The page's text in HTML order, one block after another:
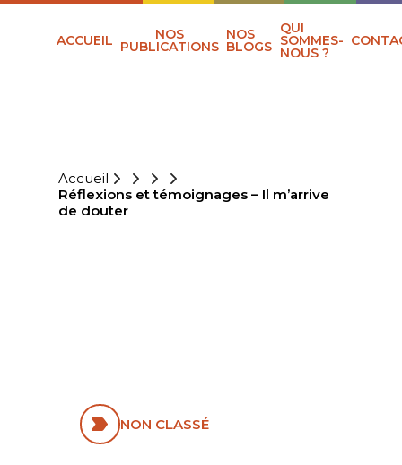
ACCUEIL NOS
PUBLICATIONS
NOS
BLOGS
QUI
SOMMES-
NOUS ?
Accueil
Réflexions et témoignages – Il m’arrive
de douter
NON CLASSÉ